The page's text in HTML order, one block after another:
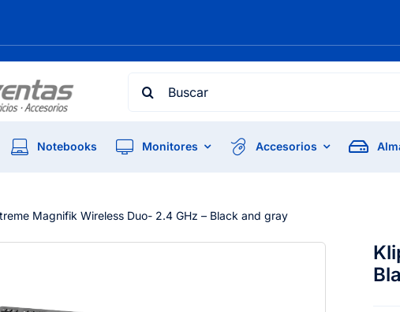
Search
Notebooks Monitores Accesorios
Magnifik Wireless Duo- 2.4 GHz – Black and gray